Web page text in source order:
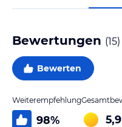
Bewertungen (15)
Bewerten
Weiterempfehlung
98% 5,9